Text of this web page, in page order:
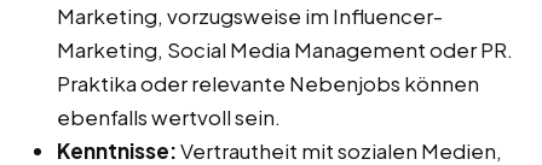
Marketing, vorzugsweise im Influencer-
Marketing, Social Media Management oder PR.
Praktika oder relevante Nebenjobs können
ebenfalls wertvoll sein.
Kenntnisse:Vertrautheit mit sozialen Medien,